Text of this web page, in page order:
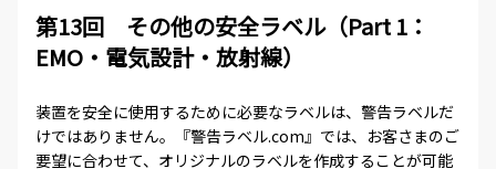
第13回 その他の安全ラベル（Part 1：
EMO・電気設計・放射線）
装置を安全に使用するために必要なラベルは、警告ラベルだ
けではありません。『警告ラベル.com』では、お客さまのご
要望に合わせて、オリジナルのラベルを作成することが可能